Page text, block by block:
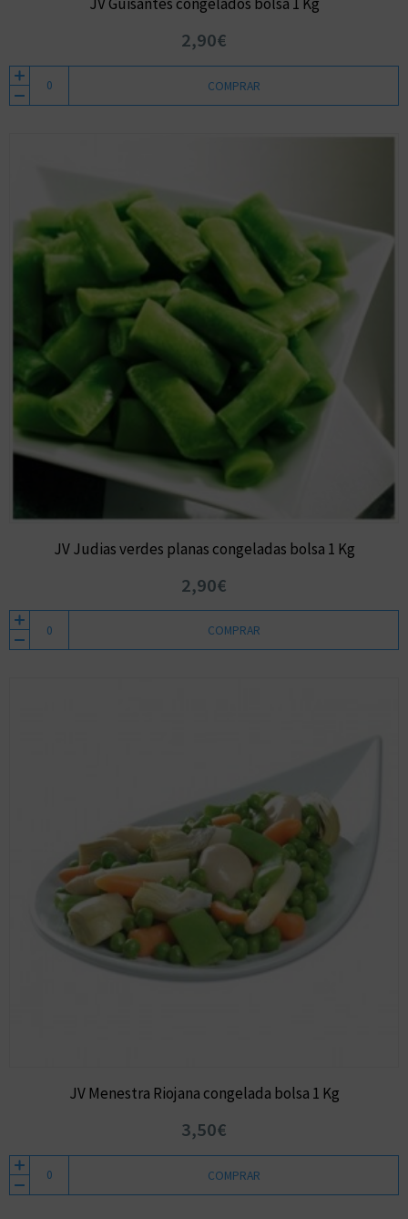
JV Guisantes congelados bolsa 1 Kg
2,90€
COMPRAR
JV Judias verdes planas congeladas bolsa 1 Kg
2,90€
COMPRAR
JV Menestra Riojana congelada bolsa 1 Kg
3,50€
COMPRAR